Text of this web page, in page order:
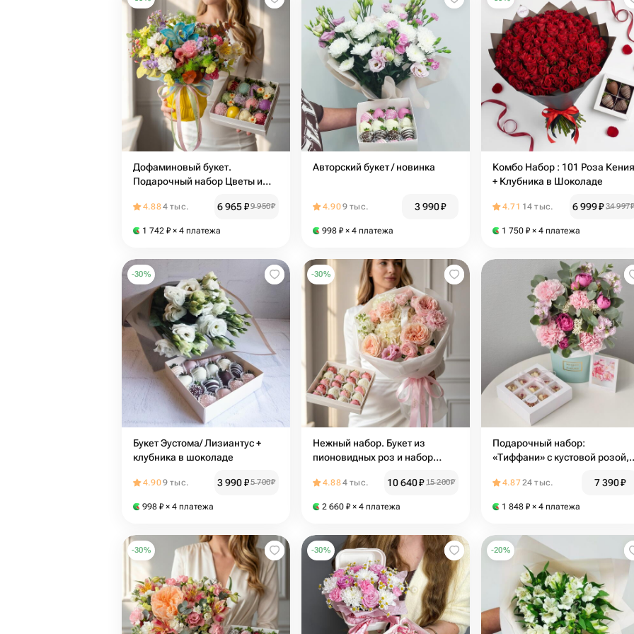
Дофаминовый букет.
Подарочный набор Цветы и
шоколаде. Набор 5117
4.884 тыс. 6 965₽9 950₽
1 742 ₽ × 4 платежа
Авторский букет / новинка
4.909 тыс. 3 990₽
998 ₽ × 4 платежа
Комбо Набор : 101 Роза Кения
+ Клубника в Шоколаде
4.71 14 тыс. 6 999₽ 34 997
1 750 ₽ × 4 платежа
-30%
Букет Эустома/ Лизиантус +
клубника в шоколаде
4.909 тыс. 3 990₽5 700₽
998 ₽ × 4 платежа
-30%
Нежный набор. Букет из
пионовидных роз и набор
Бельгийском шоколаде
4.884 тыс. 10 640₽ 15 200₽
2 660 ₽ × 4 платежа
Подарочный набор:
«Тиффани» с кустовой розой,
открытка | Букет 54 Bottega dei
4.8724 тыс. 7 390₽
1 848 ₽ × 4 платежа
-30% -30% -20%